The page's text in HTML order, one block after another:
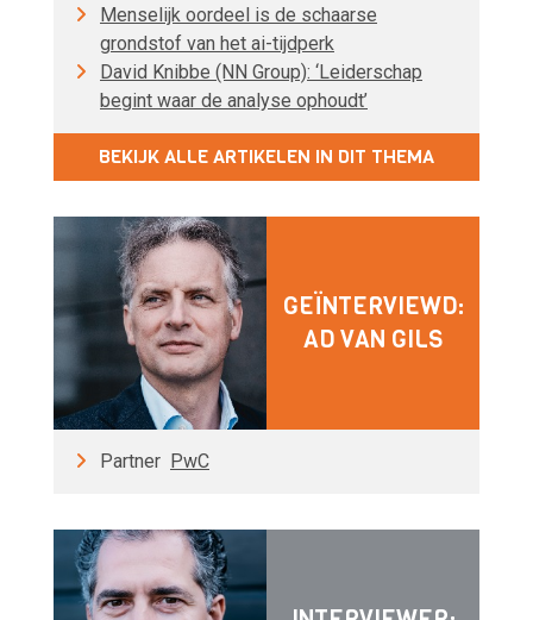
Menselijk oordeel is de schaarse
grondstof van het ai-tijdperk
David Knibbe (NN Group): ‘Leiderschap
begint waar de analyse ophoudt’
BEKIJK ALLE ARTIKELEN IN DIT THEMA
GEÏNTERVIEWD:
AD VAN GILS
Partner PwC